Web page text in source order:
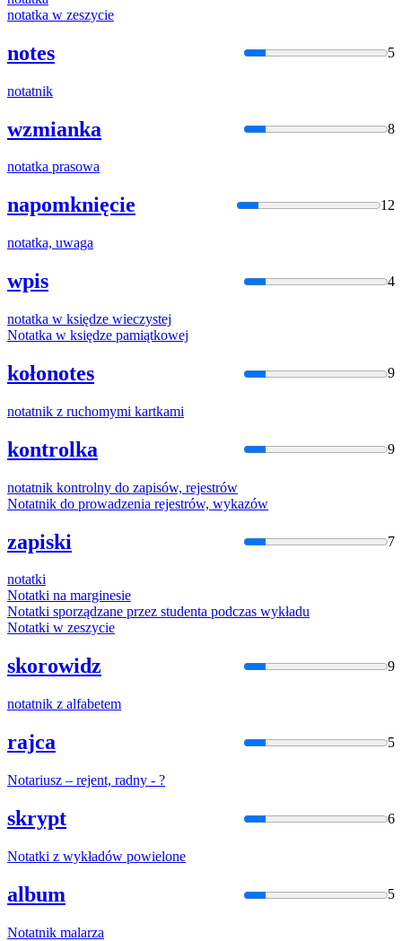
notatka w zeszycie
notes 5
notatnik
wzmianka 8
notatka prasowa
napomknięcie 12
notatka, uwaga
wpis 4
notatka w księdze wieczystej
Notatka w księdze pamiątkowej
kołonotes 9
notatnik z ruchomymi kartkami
kontrolka 9
notatnik kontrolny do zapisów, rejestrów
Notatnik do prowadzenia rejestrów, wykazów
zapiski 7
notatki
Notatki na marginesie
Notatki sporządzane przez studenta podczas wykładu
Notatki w zeszycie
skorowidz 9
notatnik z alfabetem
rajca 5
Notariusz – rejent, radny - ?
skrypt 6
Notatki z wykładów powielone
album 5
Notatnik malarza